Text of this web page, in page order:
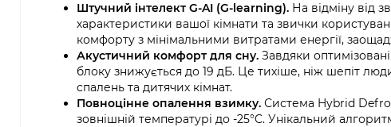
Штучний інтелект G-AI (G-learning). На відміну від
характеристики вашої кімнати та звички
комфорту з мінімальними витратами енергії,
Акустичний комфорт для сну. Завдяки
блоку знижується до 19 дБ. Це тихіше, ніж шепіт
спалень та дитячих кімнат.
Повноцінне опалення взимку. Система Hybrid
зовнішній температурі до -25°C. Унікальний